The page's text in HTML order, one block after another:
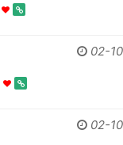
02-10
02-10